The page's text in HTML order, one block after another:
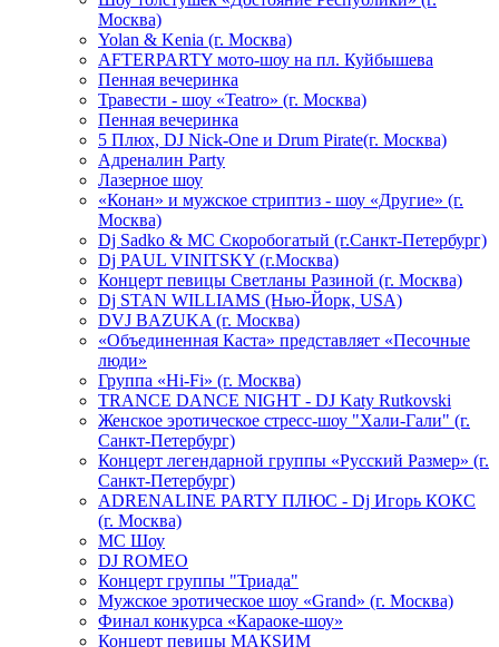
Москва)
Yolan & Kenia (г. Москва)
AFTERPARTY мото-шоу на пл. Куйбышева
Пенная вечеринка
Травести - шоу «Teatro» (г. Москва)
Пенная вечеринка
5 Плюх, DJ Nick-One и Drum Pirate(г. Москва)
Адреналин Party
Лазерное шоу
«Конан» и мужское стриптиз - шоу «Другие» (г.
Москва)
Dj Sadko & МС Скоробогатый (г.Санкт-Петербург)
Dj PAUL VINITSKY (г.Москва)
Концерт певицы Светланы Разиной (г. Москва)
Dj STAN WILLIAMS (Нью-Йорк, USA)
DVJ BAZUKA (г. Москва)
«Объединенная Каста» представляет «Песочные
люди»
Группа «Hi-Fi» (г. Москва)
TRANCE DANCE NIGHT - DJ Katy Rutkovski
Женское эротическое стресс-шоу "Хали-Гали" (г.
Санкт-Петербург)
Концерт легендарной группы «Русский Размер» (г.
Санкт-Петербург)
ADRENALINE PARTY ПЛЮС - Dj Игорь КОКС
(г. Москва)
MC Шоу
DJ ROMEO
Концерт группы "Триада"
Мужское эротическое шоу «Grand» (г. Москва)
Финал конкурса «Караоке-шоу»
Концерт певицы МАКSИМ